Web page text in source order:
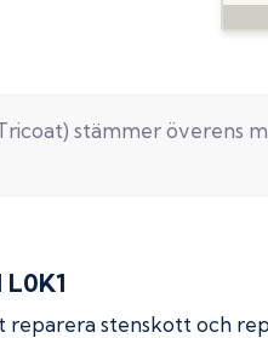
) stämmer överens
L0K1
reparera stenskott och